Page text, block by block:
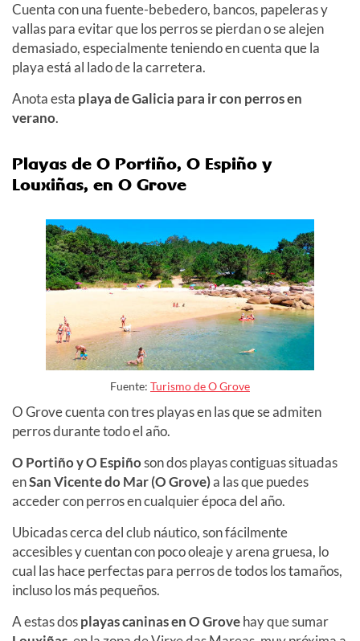
Cuenta con una fuente-bebedero, bancos, papeleras y
vallas para evitar que los perros se pierdan o se alejen
demasiado, especialmente teniendo en cuenta que la
playa está al lado de la carretera.
Anota esta playa de Galicia para ir con perros en
verano.
Playas de O Portiño, O Espiño y
Louxiñas, en O Grove
Fuente: Turismo de O Grove
O Grove cuenta con tres playas en las que se admiten
perros durante todo el año.
O Portiño y O Espiñoson dos playas contiguassituadas
enSan Vicente do Mar (O Grove)a las que puedes
acceder con perros en cualquier época del año.
Ubicadas cerca del club náutico, son fácilmente
accesibles y cuentan con poco oleaje y arena gruesa, lo
cual las hace perfectas para perros de todos los tamaños,
incluso los más pequeños.
A estas dosplayas caninas en O Grovehay que sumar